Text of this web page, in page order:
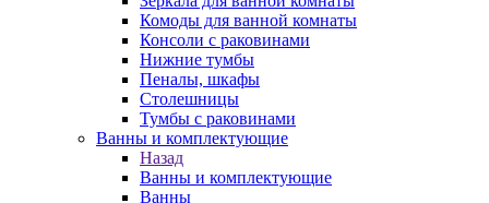
Комоды для ванной комнаты
Консоли с раковинами
Нижние тумбы
Пеналы, шкафы
Столешницы
Тумбы с раковинами
Ванны и комплектующие
Назад
Ванны и комплектующие
Ванны